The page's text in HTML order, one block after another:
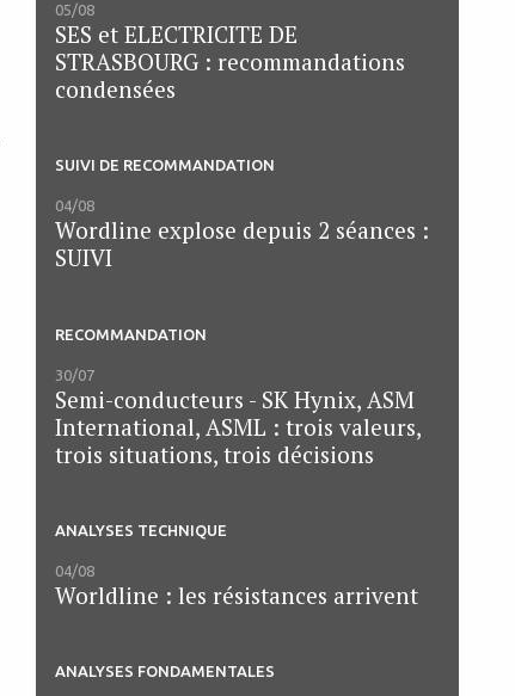
05/08
SES et ELECTRICITE DE
STRASBOURG : recommandations
condensées
SUIVI DE RECOMMANDATION
04/08
Wordline explose depuis 2 séances :
SUIVI
RECOMMANDATION
30/07
Semi-conducteurs - SK Hynix, ASM
International, ASML : trois valeurs,
trois situations, trois décisions
ANALYSES TECHNIQUE
04/08
Worldline : les résistances arrivent
ANALYSES FONDAMENTALES